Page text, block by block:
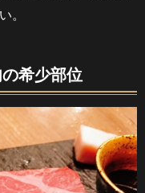
。
希少部位